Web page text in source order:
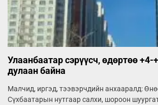
Улаанбаатар сэрүүсч, өдөртөө +4-
дулаан байна
Малчид, иргэд, тээвэрчдийн анхааралд:
Сүхбаатарын нутгаар салхи, шороон